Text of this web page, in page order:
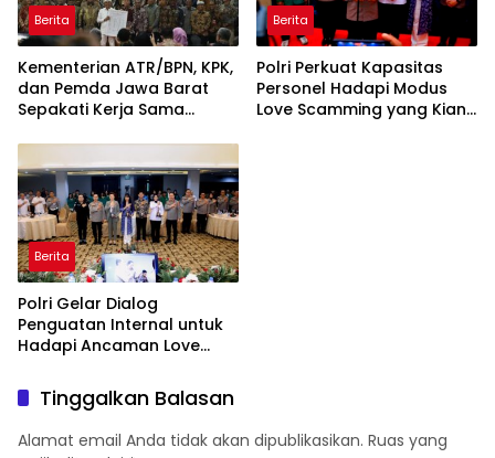
Berita
Kementerian ATR/BPN, KPK,
dan Pemda Jawa Barat
Sepakati Kerja Sama
Korupsi serta Penguatan
Ekonomi Daerah
Berita
Polri Perkuat Kapasitas
Personel Hadapi Modus
Love Scamming yang Kian
Berita
Polri Gelar Dialog
Penguatan Internal untuk
Hadapi Ancaman Love
Tinggalkan Balasan
Alamat email Anda tidak akan dipublikasikan. Ruas yang